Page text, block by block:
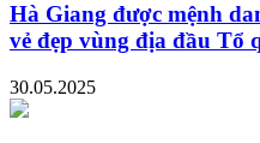
Hà Giang được mệnh
vẻ đẹp vùng địa đầu Tổ
30.05.2025